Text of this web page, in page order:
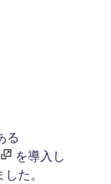
る
を導入し
た。